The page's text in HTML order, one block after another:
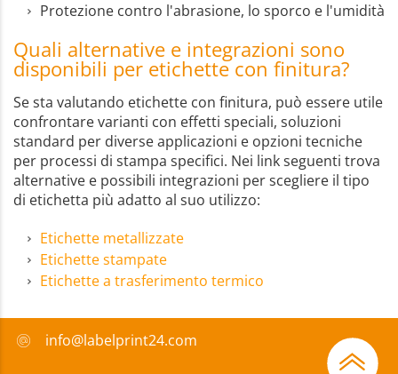
Protezione contro l'abrasione, lo sporco e l'umidità
Quali alternative e integrazioni sono
disponibili per etichette con finitura?
Se sta valutando etichette con finitura, può essere utile
confrontare varianti con effetti speciali, soluzioni
standard per diverse applicazioni e opzioni tecniche
per processi di stampa specifici. Nei link seguenti trova
alternative e possibili integrazioni per scegliere il tipo
di etichetta più adatto al suo utilizzo:
Etichette metallizzate
Etichette stampate
Etichette a trasferimento termico
info@labelprint24.com